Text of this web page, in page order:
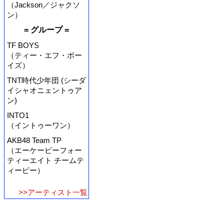
（Jackson／ジャクソ
ン）
= グループ =
TF BOYS
（ティー・エフ・ボー
イズ）
TNT時代少年団 (シーダ
イシャオニェントゥア
ン)
INTO1
（イントゥーワン）
AKB48 Team TP
（エーケービーフォー
ティーエイト チームテ
ィーピー）
>>アーティスト一覧